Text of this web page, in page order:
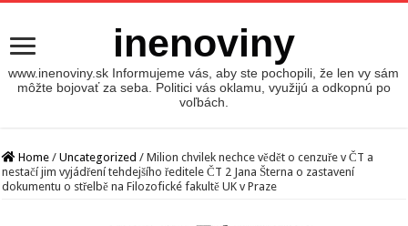
inenoviny
www.inenoviny.sk Informujeme vás, aby ste pochopili, že len vy sám
môžte bojovať za seba. Politici vás oklamu, využijú a odkopnú po
voľbách.
Home / Uncategorized / Milion chvilek nechce vědět o cenzuře v ČT a
nestačí jim vyjádření tehdejšího ředitele ČT 2 Jana Šterna o zastavení
dokumentu o střelbě na Filozofické fakultě UK v Praze